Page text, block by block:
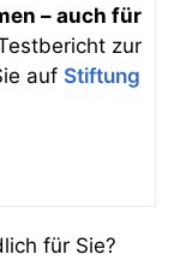
– auch für
zur
auf Stiftung
für Sie?